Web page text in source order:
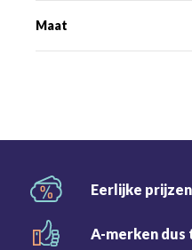
Maat
Eerlijke prijzen
A-merken dus